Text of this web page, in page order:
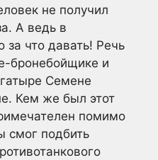
не получил
А ведь в
за что давать! Речь
бронебойщике и
Семене
Кем же был этот
помимо
смог подбить